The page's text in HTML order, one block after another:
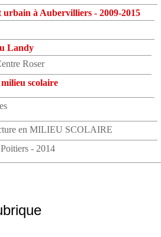
urbain à Aubervilliers - 2009-2015
Landy
Roser
scolaire
en MILIEU SCOLAIRE
- 2014